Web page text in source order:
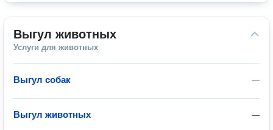
Выгул животных
Услуги для животных
—
Выгул собак
—
Выгул животных